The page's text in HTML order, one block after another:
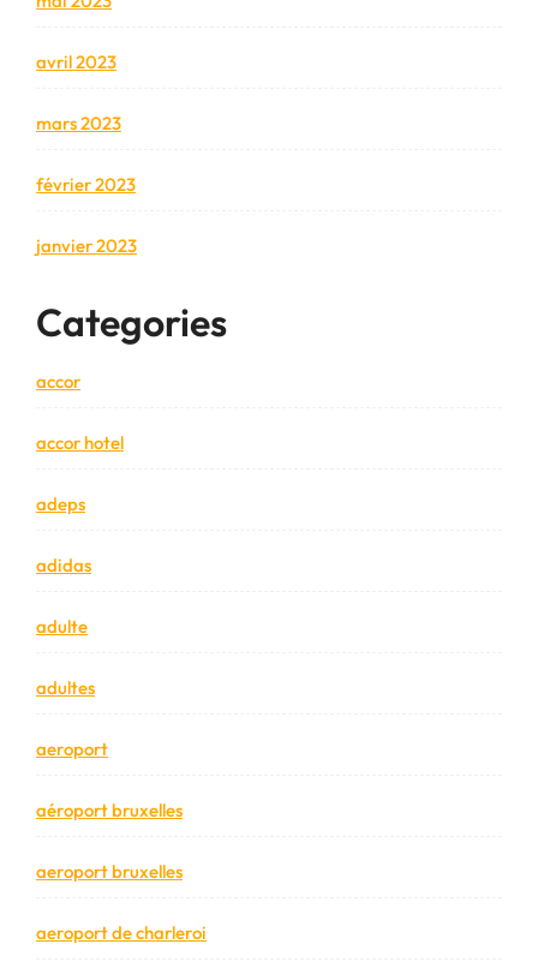
avril 2023
mars 2023
février 2023
janvier 2023
Categories
accor
accor hotel
adeps
adidas
adulte
adultes
aeroport
aéroport bruxelles
aeroport bruxelles
aeroport de charleroi